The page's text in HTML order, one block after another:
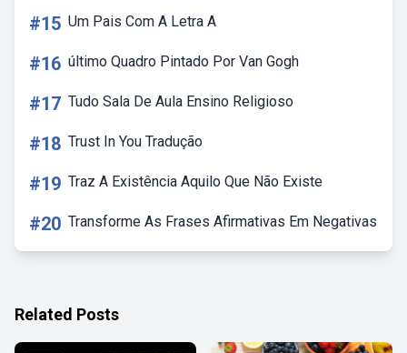
#15 Um Pais Com A Letra A
#16 último Quadro Pintado Por Van Gogh
#17 Tudo Sala De Aula Ensino Religioso
#18 Trust In You Tradução
#19 Traz A Existência Aquilo Que Não Existe
#20 Transforme As Frases Afirmativas Em Negativas
Related Posts